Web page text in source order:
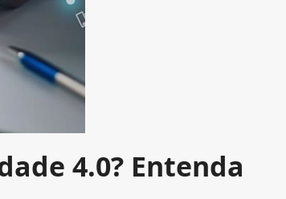
4.0? Entenda